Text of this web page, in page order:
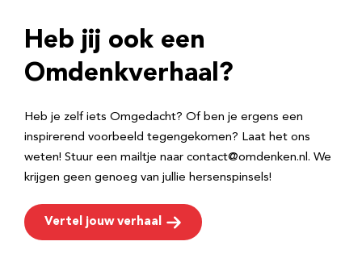
r
e
Heb jij ook een
Omdenkverhaal?
Heb je zelf iets Omgedacht? Of ben je ergens een
inspirerend voorbeeld tegengekomen? Laat het ons
weten! Stuur een mailtje naar contact@omdenken.nl. We
krijgen geen genoeg van jullie hersenspinsels!
Vertel jouw verhaal